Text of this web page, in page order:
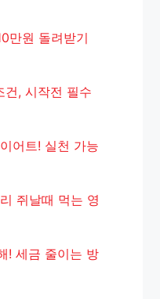
만원 돌려받기
건, 시작전 필수
어트! 실천 가능
쥐날때 먹는 영
! 세금 줄이는 방